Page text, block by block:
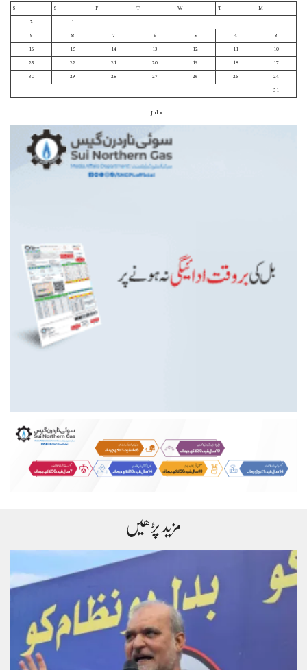
M
T
W
T
F
S
S
1
2
3
4
5
6
7
8
9
10
11
12
13
14
15
16
17
18
19
20
21
22
23
24
25
26
27
28
29
30
31
« Jul
مزید پڑھیں